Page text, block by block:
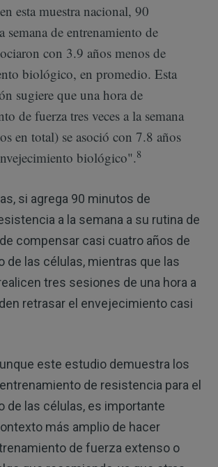
esta muestra nacional, 90
semana de entrenamiento de
con 3.9 años menos de
biológico, en promedio. Esta
sugiere que una hora de
de fuerza tres veces a la semana
en total) se asoció con 7.8 años
biológico".8
si agrega 90 minutos de
a la semana a su rutina de
compensar casi cuatro años de
de las células, mientras que las
tres sesiones de una hora a
retrasar el envejecimiento casi
este estudio demuestra los
de resistencia para el
de las células, es importante
más amplio de hacer
de fuerza extenso o